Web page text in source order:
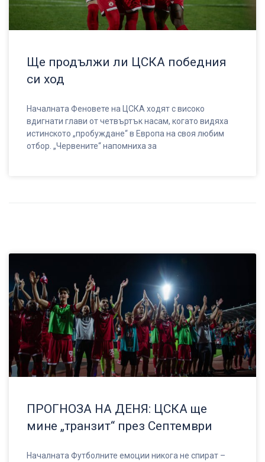
Ще продължи ли ЦСКА победния
си ход
Началната Феновете на ЦСКА ходят с високо
вдигнати глави от четвъртък насам, когато видяха
истинското „пробуждане“ в Европа на своя любим
отбор. „Червените“ напомниха за
ПРОГНОЗА НА ДЕНЯ: ЦСКА ще
мине „транзит“ през Септември
Началната Футболните емоции никога не спират –